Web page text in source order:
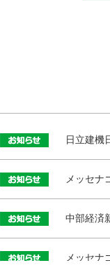
日立建機
メッセナ
中部経済
メッセナ